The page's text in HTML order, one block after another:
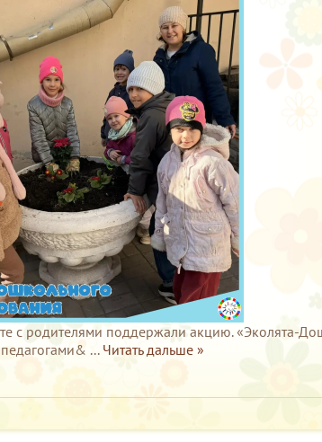
с родителями поддержали акцию. «Эколята-
... Читать дальше »